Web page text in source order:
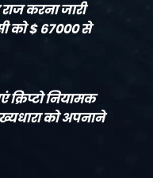
करना जारी
को $ 67000 से
क्रिप्टो नियामक
को अपनाने